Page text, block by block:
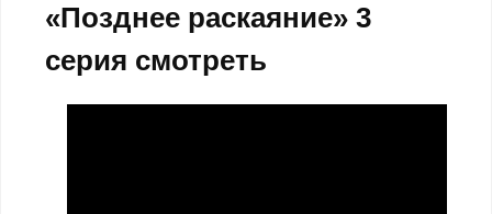
«Позднее раскаяние» 3
серия смотреть